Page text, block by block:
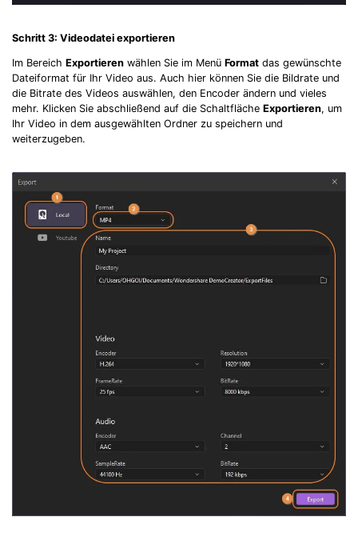
Schritt 3: Videodatei exportieren
Im Bereich Exportieren wählen Sie im Menü Format das gewünschte
Dateiformat für Ihr Video aus. Auch hier können Sie die Bildrate und
die Bitrate des Videos auswählen, den Encoder ändern und vieles
mehr. Klicken Sie abschließend auf die Schaltfläche Exportieren, um
Ihr Video in dem ausgewählten Ordner zu speichern und
weiterzugeben.